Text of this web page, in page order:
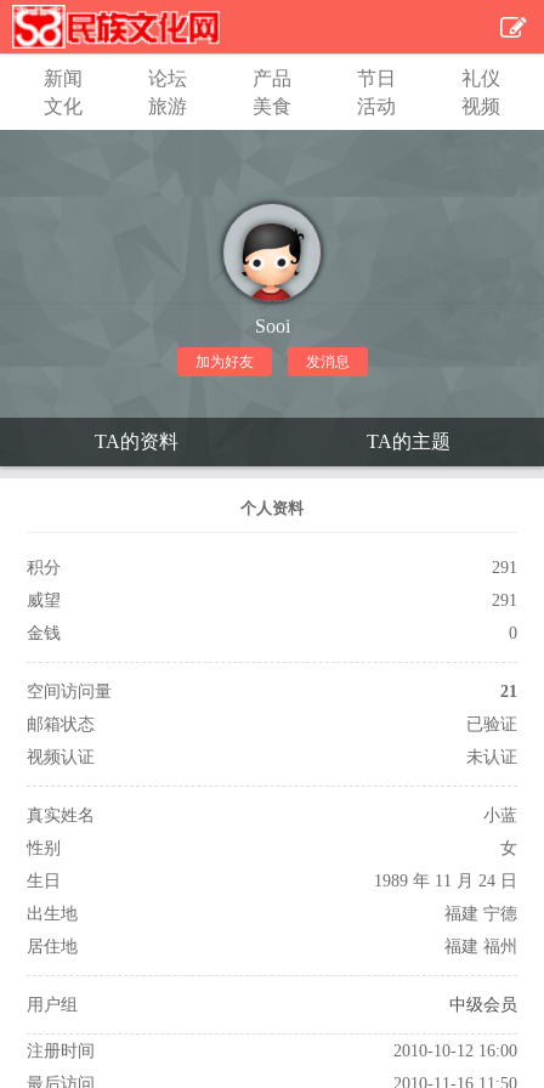
新闻 论坛 产品 节日
礼仪
文化
旅游 美食 活动 视频
Sooi
加为好友 发消息
TA的资料 TA的主题
个人资料
积分
291
威望
291
金钱
0
空间访问量
21
邮箱状态
已验证
视频认证
未认证
真实姓名
小蓝
性别
女
生日
1989 年 11 月 24 日
出生地
福建 宁德
居住地
福建 福州
用户组 中级会员
注册时间
2010-10-12 16:00
最后访问
2010-11-16 11:50